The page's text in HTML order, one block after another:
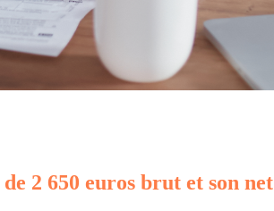
2 650 euros brut et son net